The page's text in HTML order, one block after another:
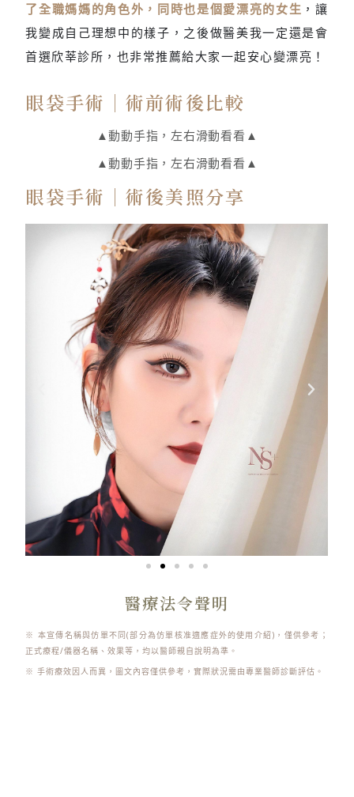
了全職媽媽的角色外，同時也是個愛漂亮的女生 ，讓
我變成自己理想中的樣子，之後做醫美我一定還是會
首選欣莘診所，也非常推薦給大家一起安心變漂亮！
眼袋手術｜術前術後比較
▲動動手指，左右滑動看看▲
▲動動手指，左右滑動看看▲
眼袋手術｜術後美照分享
醫療法令聲明
※ 本宣傳名稱與仿單不同(部分為仿單核准適應症外的使用介紹)，僅供參考；
正式療程/儀器名稱、效果等，均以醫師親自說明為準。
※ 手術療效因人而異，圖文內容僅供參考，實際狀況需由專業醫師診斷評估。